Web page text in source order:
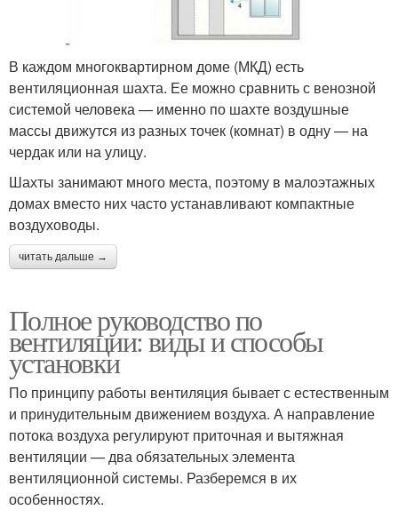
В каждом многоквартирном доме (МКД) есть
вентиляционная шахта. Ее можно сравнить с венозной
системой человека — именно по шахте воздушные
массы движутся из разных точек (комнат) в одну — на
чердак или на улицу.
Шахты занимают много места, поэтому в малоэтажных
домах вместо них часто устанавливают компактные
воздуховоды.
читать дальше →
Полное руководство по
вентиляции: виды и способы
установки
По принципу работы вентиляция бывает с естественным
и принудительным движением воздуха. А направление
потока воздуха регулируют приточная и вытяжная
вентиляции — два обязательных элемента
вентиляционной системы. Разберемся в их
особенностях.